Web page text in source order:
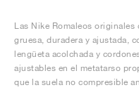
Las Nike Romaleos
gruesa, duradera y ajustada,
lengüeta acolchada y
ajustables en el metatarso
que la suela no compresible